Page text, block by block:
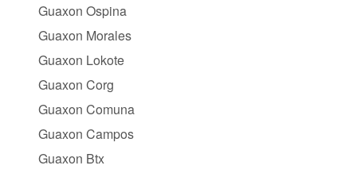
Guaxon Ospina
Guaxon Morales
Guaxon Lokote
Guaxon Corg
Guaxon Comuna
Guaxon Campos
Guaxon Btx